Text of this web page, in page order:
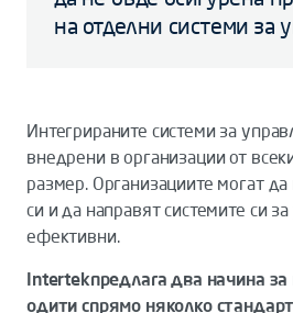
на отделни системи за
Интегрираните системи за
внедрени в организации от
размер. Организациите могат
си и да направят системите си
ефективни.
Intertekпредлага два начина за
одити спрямо няколко